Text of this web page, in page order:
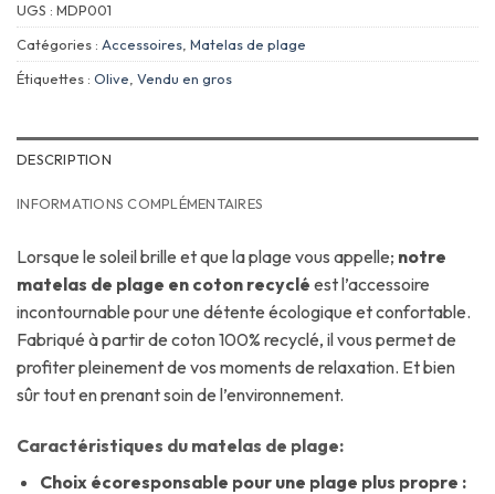
UGS : MDP001
Catégories : Accessoires, Matelas de plage
Étiquettes : Olive, Vendu en gros
DESCRIPTION
INFORMATIONS COMPLÉMENTAIRES
Lorsque le soleil brille et que la plage vous appelle; notre
matelas de plage en coton recyclé est l’accessoire
incontournable pour une détente écologique et confortable.
Fabriqué à partir de coton 100% recyclé, il vous permet de
profiter pleinement de vos moments de relaxation. Et bien
sûr tout en prenant soin de l’environnement.
Caractéristiques du matelas de plage:
Choix écoresponsable pour une plage plus propre :